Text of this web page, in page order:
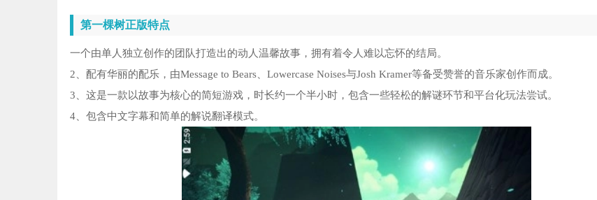
第一棵树正版特点
一个由单人独立创作的团队打造出的动人温馨故事，拥有着令人难以忘怀的结局。
2、配有华丽的配乐，由Message to Bears、Lowercase Noises与Josh Kramer等备受赞誉的音乐家创作而成。
3、这是一款以故事为核心的简短游戏，时长约一个半小时，包含一些轻松的解谜环节和平台化玩法尝试。
4、包含中文字幕和简单的解说翻译模式。
左右选择换装游戏安卓版